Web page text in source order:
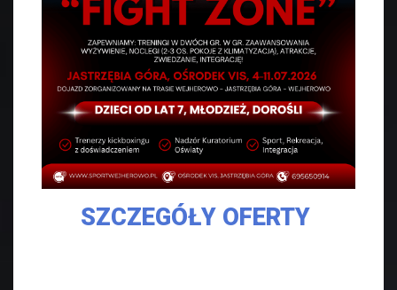
SZCZEGÓŁY OFERTY